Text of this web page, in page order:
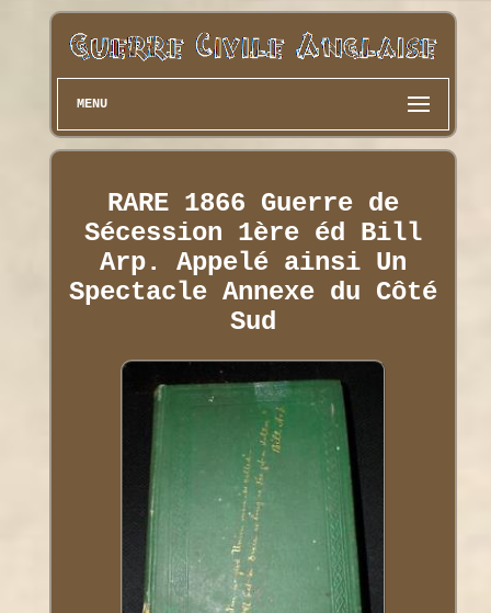
MENU
RARE 1866 Guerre de
Sécession 1ère éd Bill
Arp. Appelé ainsi Un
Spectacle Annexe du Côté
Sud